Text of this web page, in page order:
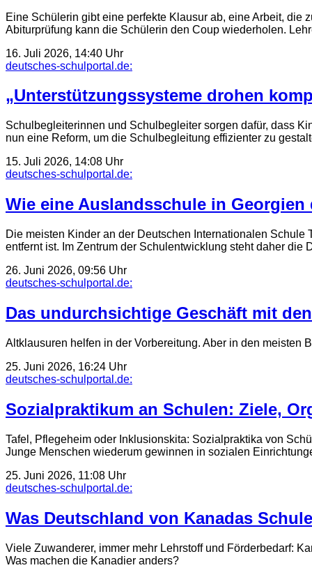
Eine Schülerin gibt eine perfekte Klausur ab, eine Arbeit, die
Abiturprüfung kann die Schülerin den Coup wiederholen.
16. Juli 2026, 14:40 Uhr
deutsches-schulportal.de:
„Unterstützungssysteme drohen
Schulbegleiterinnen und Schulbegleiter sorgen dafür, dass
nun eine Reform, um die Schulbegleitung effizienter zu
15. Juli 2026, 14:08 Uhr
deutsches-schulportal.de:
Wie eine Auslandsschule in
Die meisten Kinder an der Deutschen Internationalen
entfernt ist. Im Zentrum der Schulentwicklung steht daher die
26. Juni 2026, 09:56 Uhr
deutsches-schulportal.de:
Das undurchsichtige Geschäft mit
Altklausuren helfen in der Vorbereitung. Aber in den meisten
25. Juni 2026, 16:24 Uhr
deutsches-schulportal.de:
Sozialpraktikum an Schulen: Ziele,
Tafel, Pflegeheim oder Inklusionskita: Sozialpraktika von
Junge Menschen wiederum gewinnen in sozialen
25. Juni 2026, 11:08 Uhr
deutsches-schulportal.de:
Was Deutschland von Kanadas
Viele Zuwanderer, immer mehr Lehrstoff und Förderbedarf:
Was machen die Kanadier anders?